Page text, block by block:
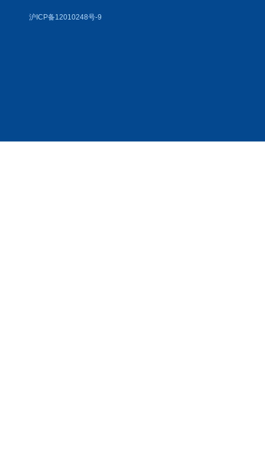
沪ICP备12010248号-9